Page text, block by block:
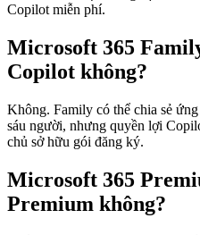
Copilot miễn phí.
Microsoft 365
Copilot không?
Không. Family có thể chia sẻ
sáu người, nhưng quyền lợi
chủ sở hữu gói đăng ký.
Microsoft 365
Premium không?